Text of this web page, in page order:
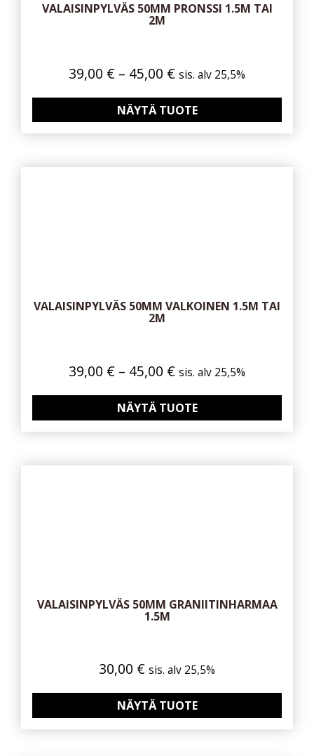
VALAISINPYLVÄS 50MM PRONSSI 1.5M TAI
2M
39,00 € – 45,00 € Hintaluokka:
-
45,00 €
sis. alv 25,5%
NÄYTÄ TUOTE
VALAISINPYLVÄS 50MM VALKOINEN 1.5M TAI
2M
39,00 € – 45,00 € Hintaluokka:
-
45,00 €
sis. alv 25,5%
NÄYTÄ TUOTE
VALAISINPYLVÄS 50MM GRANIITINHARMAA
1.5M
30,00 € sis. alv 25,5%
NÄYTÄ TUOTE